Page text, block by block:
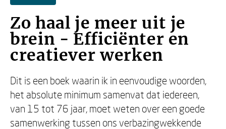
Zo haal je meer uit je
brein - Efficiënter en
creatiever werken
Dit is een boek waarin ik in eenvoudige woorden,
het absolute minimum samenvat dat iedereen,
van 15 tot 76 jaar, moet weten over een goede
samenwerking tussen ons verbazingwekkende